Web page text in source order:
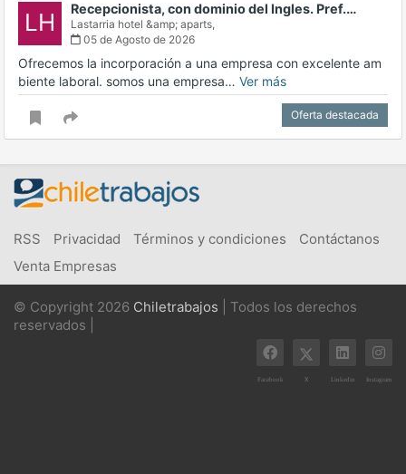
LH Recepcionista, con dominio del Ingles. Pref.…
Lastarria hotel &amp; aparts,
05 de Agosto de 2026
Ofrecemos la incorporación a una empresa con excelente am
biente laboral. somos una empresa… Ver más
Oferta destacada
RSS Privacidad Términos y condiciones
Contáctanos
Venta Empresas
© Copyright 2026 Chiletrabajos | Todos los derechos
reservados |
Facebook X Linkedin Instagram